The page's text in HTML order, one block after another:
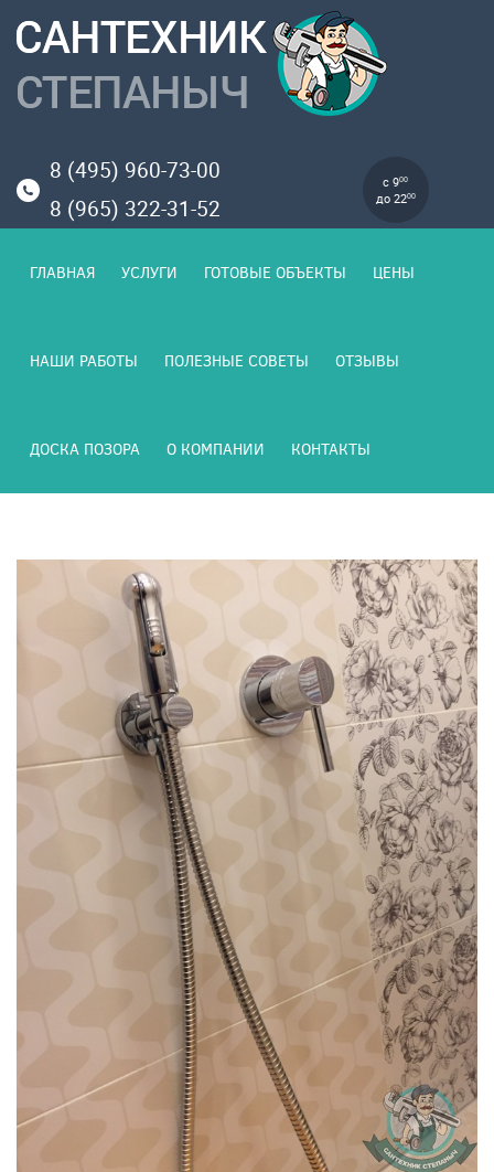
8 (495) 960-73-00
8 (965) 322-31-52
с 900
до 2200
ГЛАВНАЯ УСЛУГИ ГОТОВЫЕ ОБЪЕКТЫ ЦЕНЫ
НАШИ РАБОТЫ ПОЛЕЗНЫЕ СОВЕТЫ ОТЗЫВЫ
ДОСКА ПОЗОРА О КОМПАНИИ КОНТАКТЫ